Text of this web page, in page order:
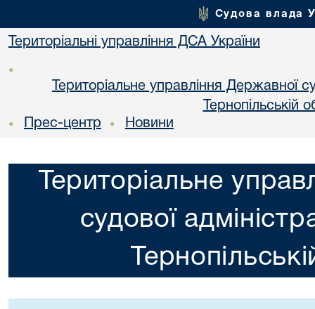
Судова влада
Територіальні управління ДСА України
•
Територіальне управління Державної
Тернопільській
• Прес-центр • Новини
Територіальне
судової